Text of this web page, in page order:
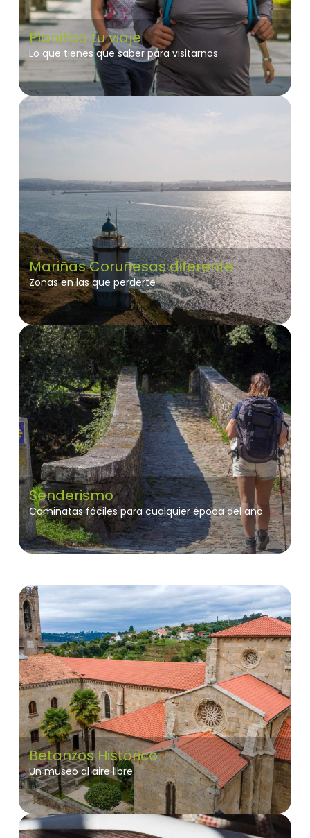
Planifica tu viaje
Lo que tienes que saber para visitarnos
Mariñas Coruñesas diferente
Zonas en las que perderte
Senderismo
Caminatas fáciles para cualquier época del año
Betanzos Histórico
Un museo al aire libre